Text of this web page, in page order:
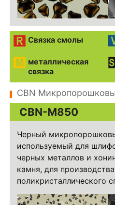
Связка смолы
металлическая
связка
CBN
CBN-M850
Черный
используемый для
черных металлов и
камня, для производства
поликристаллического